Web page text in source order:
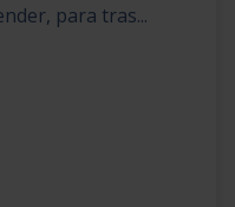
para tras...